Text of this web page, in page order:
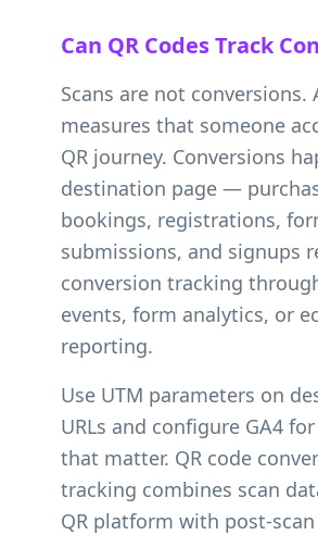
Can QR Codes Track
Scans are not conversions.
measures that someone
QR journey. Conversions
destination page —
bookings, registrations,
submissions, and signups
conversion tracking
events, form analytics, or
reporting.
Use UTM parameters on
URLs and configure GA4
that matter. QR code
tracking combines scan
QR platform with post-